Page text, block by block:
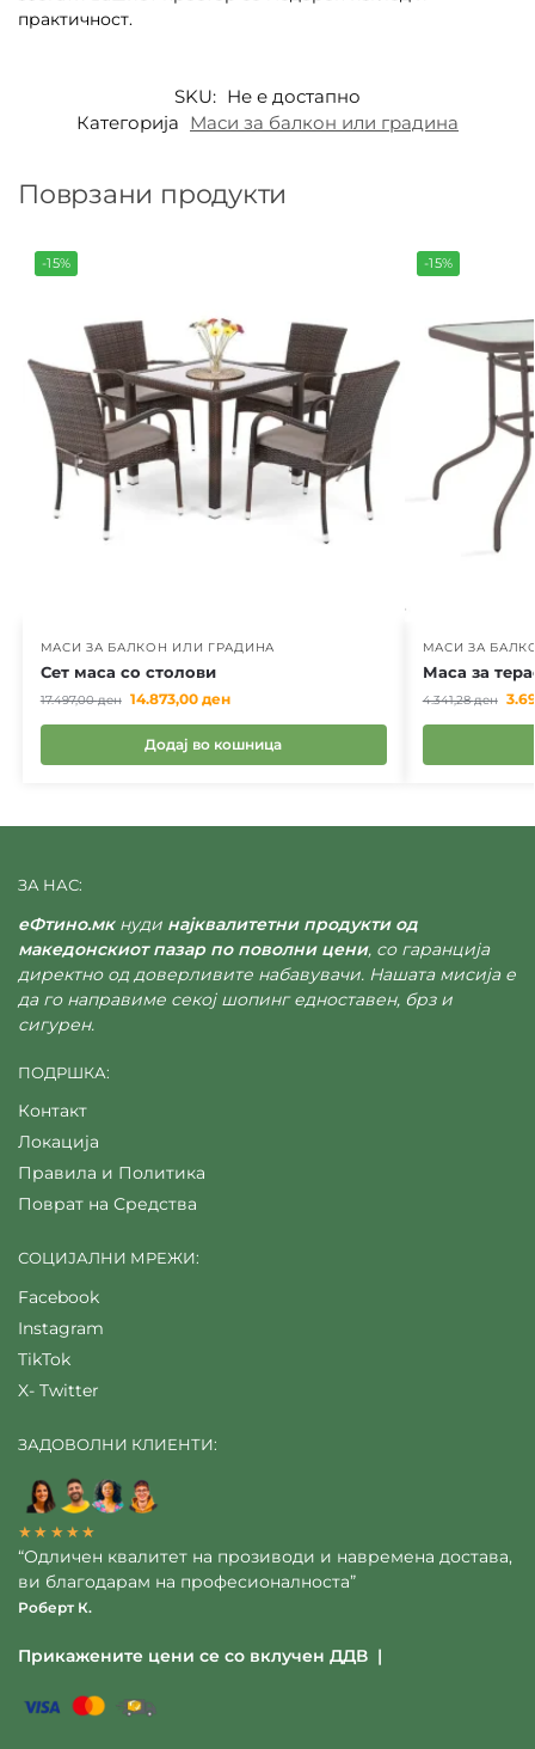
практичност.
SKU: Не е достапно
Категорија Маси за балкон или градина
Поврзани продукти
-15%
МАСИ ЗА БАЛКОН ИЛИ ГРАДИНА
Сет маса со столови
17.497,00ден 14.873,00 ден
Додај во кошница
-15%
МАСИ ЗА
Маса за
4.341,28ден
ЗА НАС:
еФтино.мкнуди најквалитетни продукти од
македонскиот пазар по поволни цени, со гаранција
директно од доверливите набавувачи. Нашата мисија е
да го направиме секој шопинг едноставен, брз и
сигурен.
ПОДРШКА:
Контакт
Локација
Правила и Политика
Поврат на Средства
СОЦИЈАЛНИ МРЕЖИ:
Facebook
Instagram
TikTok
X- Twitter
ЗАДОВОЛНИ КЛИЕНТИ:
★★★★★
“Одличен квалитет на прозиводи и навремена достава,
ви благодарам на професионалноста”
Роберт К.
Прикажените цени се со вклучен ДДВ |